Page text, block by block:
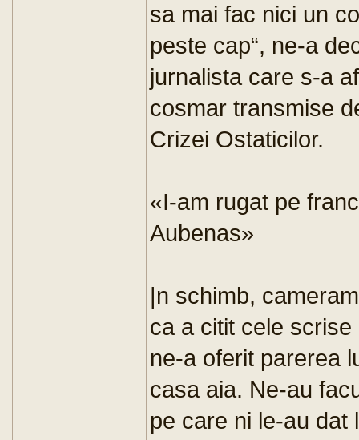
sa mai fac nici un
peste cap“, ne-a
jurnalista care s-a
cosmar transmise
Crizei Ostaticilor.
«I-am rugat pe
Aubenas»
|n schimb,
ca a citit cele
ne-a oferit parerea
casa aia. Ne-au
pe care ni le-au dat